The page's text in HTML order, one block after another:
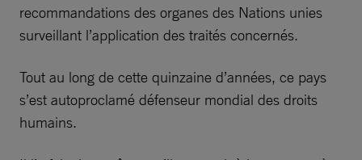
recommandations des organes des Nations unies
surveillant l’application des traités concernés.
Tout au long de cette quinzaine d’années, ce pays
s’est autoproclamé défenseur mondial des droits
humains.